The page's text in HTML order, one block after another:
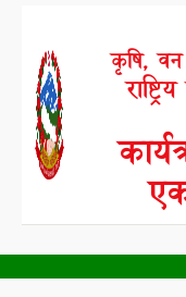
content
कृषि, वन